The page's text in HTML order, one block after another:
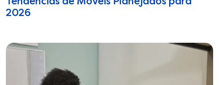
Tendências de Móveis Planejados para
2026